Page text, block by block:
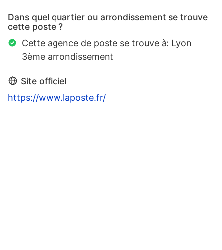
Dans quel quartier ou arrondissement se trouve
cette poste ?
Cette agence de poste se trouve à: Lyon
3ème arrondissement
Site officiel
https://www.laposte.fr/